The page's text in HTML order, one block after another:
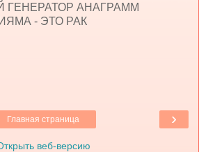
АНАГРАММ
- ЭТО РАК
›
Главная страница
веб-версию